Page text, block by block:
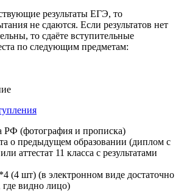
результаты ЕГЭ, то
не сдаются. Если результатов нет
то сдаёте вступительные
по следующим предметам:
РФ (фотография и прописка)
о предыдущем образовании (диплом с
аттестат 11 класса с результатами
(4 шт) (в электронном виде достаточно
видно лицо)